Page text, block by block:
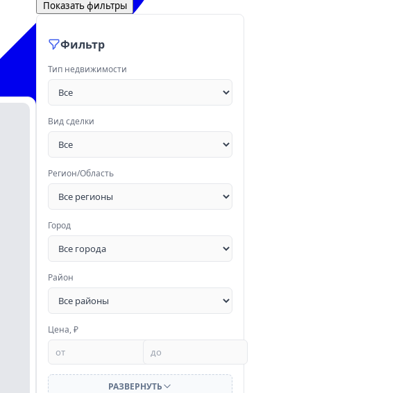
Показать фильтры
Фильтр
Тип недвижимости
Вид сделки
Регион/Область
Город
Район
Цена, ₽
РАЗВЕРНУТЬ